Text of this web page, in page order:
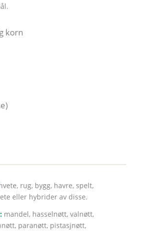
korn
rug, bygg, havre, spelt,
eller hybrider av disse.
mandel, hasselnøtt, valnøtt,
paranøtt, pistasjnøtt,